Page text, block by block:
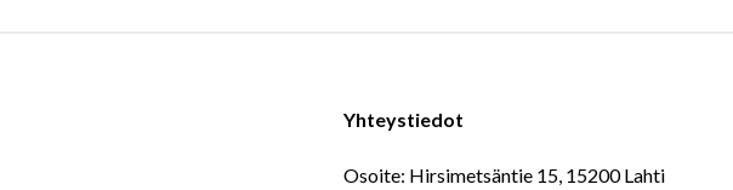
Yhteystiedot
Osoite: Hirsimetsäntie 15, 15200 Lahti